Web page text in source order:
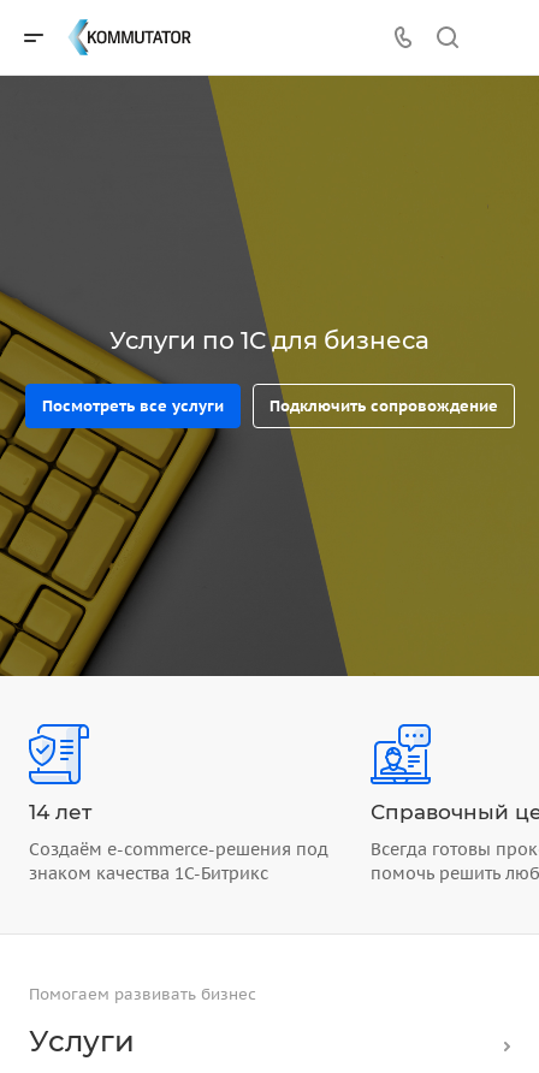
Услуги по 1С для бизнеса
Посмотреть все услуги Подключить сопровождение
14 лет
Создаём e-commerce-решения под
знаком качества 1С-Битрикс
Справочный
Всегда готовы
помочь решить
Помогаем развивать бизнес
Услуги